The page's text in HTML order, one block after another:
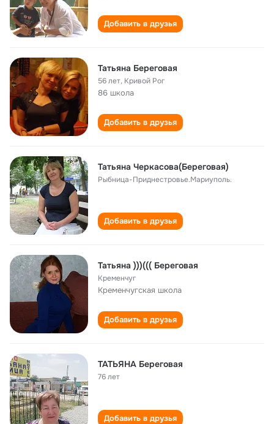
Добавить в друзья
Татьяна Береговая
56 лет, Кривой Рог
86 школа
Добавить в друзья
Татьяна Черкасова(Береговая)
Рыбница-Приднестровье.Мариуполь.
Добавить в друзья
Татьяна )))((( Береговая
Кременчуг
Кременчугская школа
Добавить в друзья
ТАТЬЯНА Береговая
76 лет
Добавить в друзья